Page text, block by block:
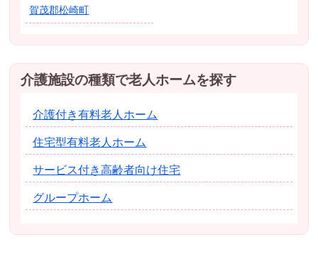
賀茂郡松崎町
介護施設の種類で老人ホームを探す
介護付き有料老人ホーム
住宅型有料老人ホーム
サービス付き高齢者向け住宅
グループホーム